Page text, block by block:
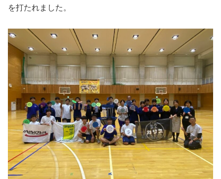
を打たれました。